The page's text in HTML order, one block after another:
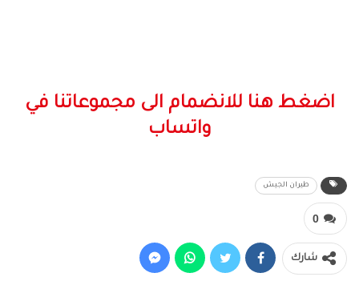
اضغط هنا للانضمام الى مجموعاتنا في
واتساب
طيران الجيش
0
شارك